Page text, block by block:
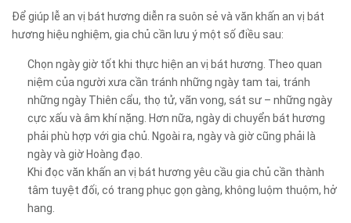
Để giúp lễ an vị bát hương diễn ra suôn sẻ và văn khấn an vị bát
hương hiệu nghiệm, gia chủ cần lưu ý một số điều sau:
Chọn ngày giờ tốt khi thực hiện an vị bát hương. Theo quan
niệm của người xưa cần tránh những ngày tam tai, tránh
những ngày Thiên cẩu, thọ tử, vãn vong, sát sư – những ngày
cực xấu và âm khí nặng. Hơn nữa, ngày di chuyển bát hương
phải phù hợp với gia chủ. Ngoài ra, ngày và giờ cũng phải là
ngày và giờ Hoàng đạo.
Khi đọc văn khấn an vị bát hương yêu cầu gia chủ cần thành
tâm tuyệt đối, có trang phục gọn gàng, không luộm thuộm, hở
hang.